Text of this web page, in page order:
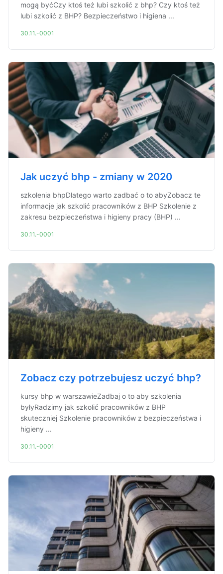
mogą byćCzy ktoś też lubi szkolić z bhp? Czy ktoś też
lubi szkolić z BHP? Bezpieczeństwo i higiena ...
30.11.-0001
Jak uczyć bhp - zmiany w 2020
szkolenia bhpDlatego warto zadbać o to abyZobacz te
informacje jak szkolić pracowników z BHP Szkolenie z
zakresu bezpieczeństwa i higieny pracy (BHP) ...
30.11.-0001
Zobacz czy potrzebujesz uczyć bhp?
kursy bhp w warszawieZadbaj o to aby szkolenia
byłyRadzimy jak szkolić pracowników z BHP
skuteczniej Szkolenie pracowników z bezpieczeństwa i
higieny ...
30.11.-0001